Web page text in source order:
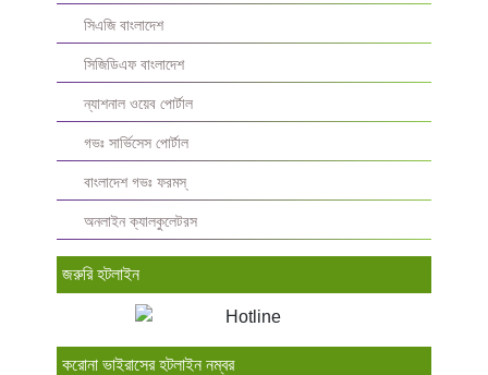
সিএজি বাংলাদেশ
সিজিডিএফ বাংলাদেশ
ন্যাশনাল ওয়েব পোর্টাল
গভঃ সার্ভিসেস পোর্টাল
বাংলাদেশ গভঃ ফরমস্‌
অনলাইন ক্যালকুলেটরস
জরুরি হটলাইন
করোনা ভাইরাসের হটলাইন নম্বর